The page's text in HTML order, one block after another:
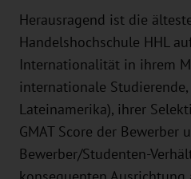
Herausragend ist die
Handelshochschule HHL
Internationalität in ihrem
internationale
Lateinamerika), ihrer
GMAT Score der Bewerber
Bewerber/Studenten-